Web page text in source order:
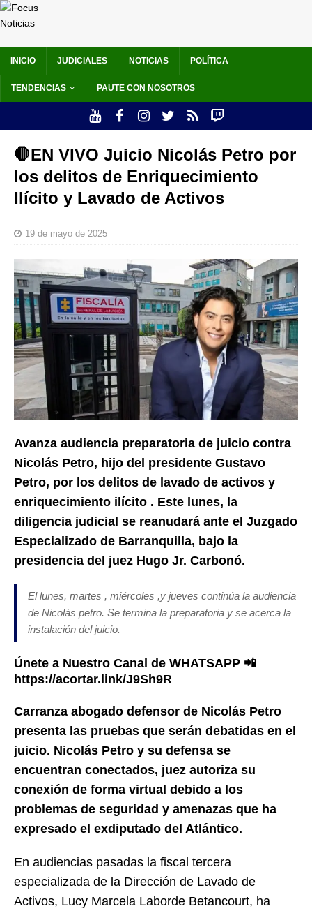
INICIO JUDICIALES NOTICIAS POLÍTICA
TENDENCIAS PAUTE CON NOSOTROS
🛑EN VIVO Juicio Nicolás Petro por
los delitos de Enriquecimiento
Ilícito y Lavado de Activos
19 de mayo de 2025
Avanza audiencia preparatoria de juicio contra
Nicolás Petro, hijo del presidente Gustavo
Petro, por los delitos de lavado de activos y
enriquecimiento ilícito . Este lunes, la
diligencia judicial se reanudará ante el Juzgado
Especializado de Barranquilla, bajo la
presidencia del juez Hugo Jr. Carbonó.
El lunes, martes , miércoles ,y jueves continúa la audiencia
de Nicolás petro. Se termina la preparatoria y se acerca la
instalación del juicio.
Únete a Nuestro Canal de WHATSAPP 📲
https://acortar.link/J9Sh9R
Carranza abogado defensor de Nicolás Petro
presenta las pruebas que serán debatidas en el
juicio. Nicolás Petro y su defensa se
encuentran conectados, juez autoriza su
conexión de forma virtual debido a los
problemas de seguridad y amenazas que ha
expresado el exdiputado del Atlántico.
En audiencias pasadas la fiscal tercera
especializada de la Dirección de Lavado de
Activos, Lucy Marcela Laborde Betancourt, ha